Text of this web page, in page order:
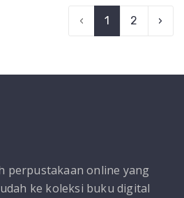
‹ 1 2 ›
perpustakaan online yang
ke koleksi buku digital